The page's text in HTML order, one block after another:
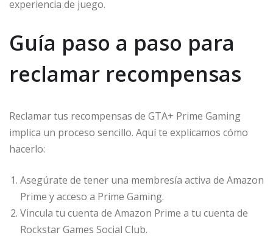
experiencia de juego.
Guía paso a paso para
reclamar recompensas
Reclamar tus recompensas de GTA+ Prime Gaming
implica un proceso sencillo. Aquí te explicamos cómo
hacerlo:
Asegúrate de tener una membresía activa de Amazon
Prime y acceso a Prime Gaming.
Vincula tu cuenta de Amazon Prime a tu cuenta de
Rockstar Games Social Club.